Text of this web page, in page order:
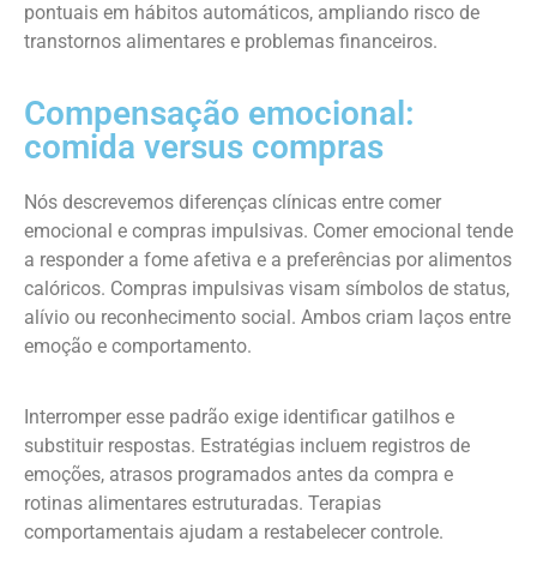
pontuais em hábitos automáticos, ampliando risco de
transtornos alimentares e problemas financeiros.
Compensação emocional:
comida versus compras
Nós descrevemos diferenças clínicas entre comer
emocional e compras impulsivas. Comer emocional tende
a responder a fome afetiva e a preferências por alimentos
calóricos. Compras impulsivas visam símbolos de status,
alívio ou reconhecimento social. Ambos criam laços entre
emoção e comportamento.
Interromper esse padrão exige identificar gatilhos e
substituir respostas. Estratégias incluem registros de
emoções, atrasos programados antes da compra e
rotinas alimentares estruturadas. Terapias
comportamentais ajudam a restabelecer controle.